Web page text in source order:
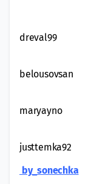
dreval99
belousovsan
maryayno
justtemka92
by_sonechka